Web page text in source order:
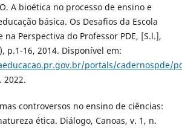
A bioética no processo de ensino e
básica. Os Desafios da Escola
na Perspectiva do Professor PDE, [S.l.],
p.1-16, 2014. Disponível em:
portals/cadernospde/
2022.
controversos no ensino de ciênciаs:
éticа. Diálogo, Canoas, v. 1, n.